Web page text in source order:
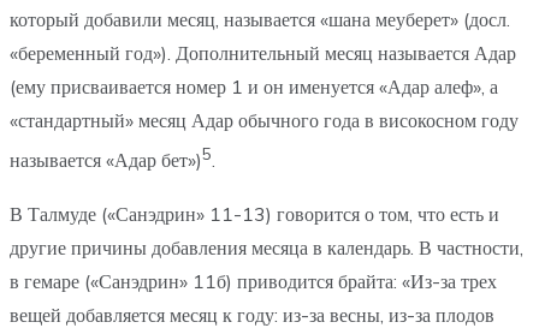
который добавили месяц, называется «шана меуберет» (досл.
«беременный год»). Дополнительный месяц называется Адар
(ему присваивается номер 1 и он именуется «Адар алеф», а
«стандартный» месяц Адар обычного года в високосном году
называется «Адар бет»)5.
В Талмуде («Санэдрин» 11-13) говорится о том, что есть и
другие причины добавления месяца в календарь. В частности,
в гемаре («Санэдрин» 11б) приводится брайта: «Из-за трех
вещей добавляется месяц к году: из-за весны, из-за плодов